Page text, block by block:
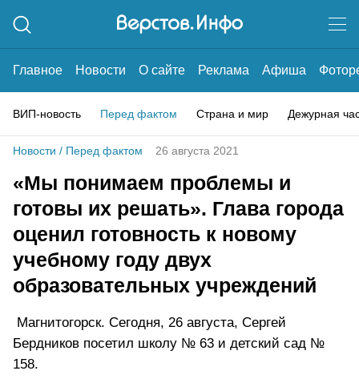
Главное Новости О сайте Реклама Афиша
ВИП-новость Перед фактом Страна и мир Дежурная
Новости / Перед фактом 26 августа 2021
«Мы понимаем проблемы и
готовы их решать». Глава города
оценил готовность к новому
учебному году двух
образовательных учреждений
Магнитогорск. Сегодня, 26 августа, Сергей
Бердников посетил школу № 63 и детский сад №
158.